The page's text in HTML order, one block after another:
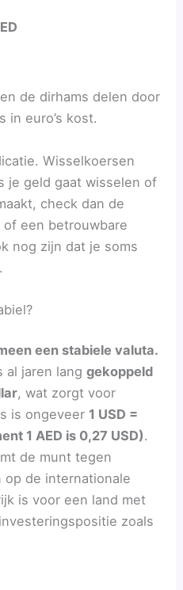
de dirhams delen door
in euro’s kost.
Wisselkoersen
je geld gaat wisselen of
check dan de
een betrouwbare
nog zijn dat je soms
een stabiele valuta.
al jaren langgekoppeld
, wat zorgt voor
is ongeveer 1 USD =
1 AED is 0,27 USD).
de munt tegen
op de internationale
is voor een land met
zoals